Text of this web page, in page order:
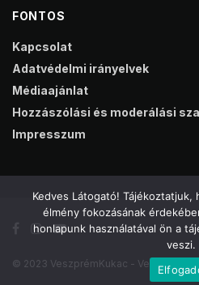
FONTOS
Kapcsolat
Adatvédelmi irányelvek
Médiaajánlat
Hozzászólási és moderálási
Impresszum
© 2023 VeszprémKukac - Veszprém
Kedves Látogató! Tájékoztatjuk,
élmény fokozásának
honlapunk használatával ön a
veszi.